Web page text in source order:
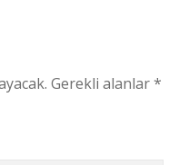
Gerekli alanlar*